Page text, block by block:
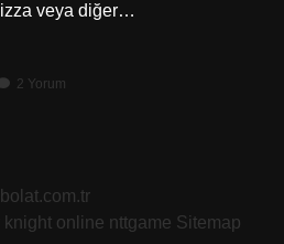
veya diğer…
2 Yorum
knight online nttgame Sitemap